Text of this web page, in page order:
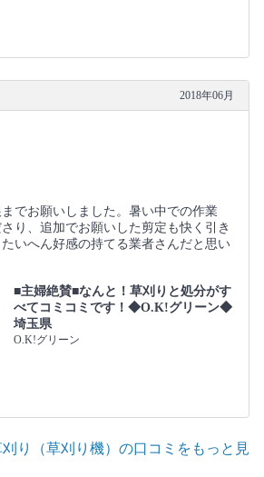
2018年06月
でお願いしました。暑い中での作業
り、追加でお願いした剪定も快く引き
いへん好感の持てる業者さんだと思い
■主婦絶賛■なんと！草刈りと処分がす
べてコミコミです！◆O.K!グリーン◆
埼玉県
O.K!グリーン
り（草刈り機）の口コミをもっと見